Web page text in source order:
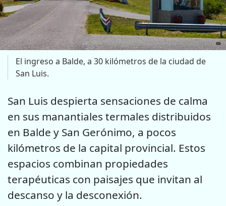
El ingreso a Balde, a 30 kilómetros de la ciudad de
San Luis.
San Luis despierta sensaciones de calma
en sus manantiales termales distribuidos
en Balde y San Gerónimo, a pocos
kilómetros de la capital provincial. Estos
espacios combinan propiedades
terapéuticas con paisajes que invitan al
descanso y la desconexión.